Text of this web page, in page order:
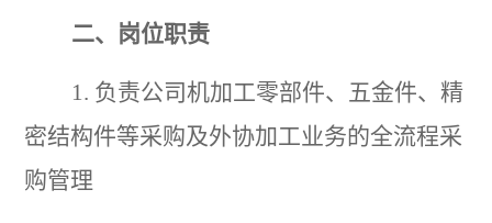
二、岗位职责
1. 负责公司机加工零部件、五金件、精
密结构件等采购及外协加工业务的全流程采
购管理